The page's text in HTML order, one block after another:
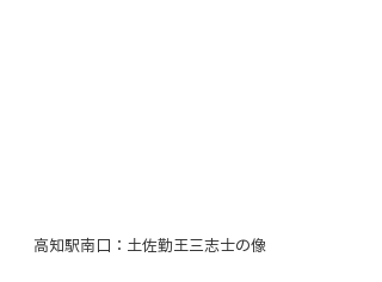
高知駅南口：土佐勤王三志士の像